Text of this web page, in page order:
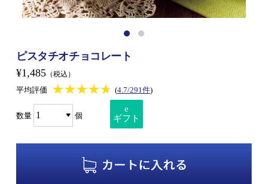
ピスタチオチョコレート
¥1,485 （税込）
平均評価 ★★★★★
★★★★★ (4.7/291件)
数量 個
e
ギフト